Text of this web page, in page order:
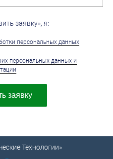
заявку», я:
персональных данных
персональных данных и
заявку
Технологии»